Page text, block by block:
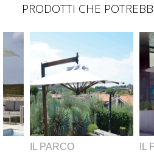
PRODOTTI CHE
IL PARCO IL